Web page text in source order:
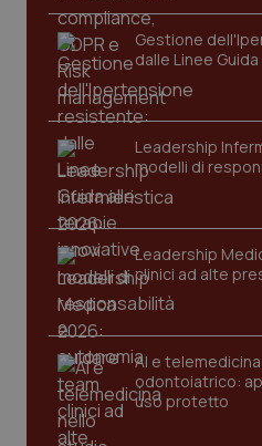
Gestione
dalle Linee
Leadership
modelli di
Leadership
clinici ad alte
AI e
odontoiatrico:
uso protetto
CookieScriptConsent